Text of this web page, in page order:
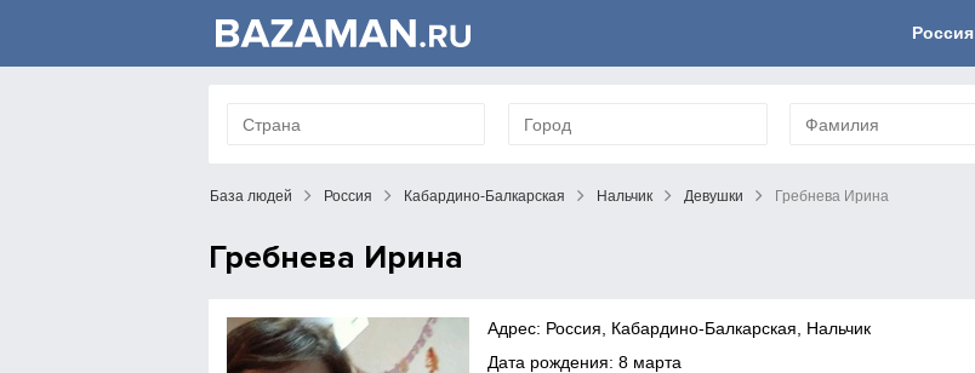
Россия
База людей Россия Кабардино-Балкарская Нальчик Девушки Гребнева Ирина
Гребнева Ирина
Адрес: Россия, Кабардино-Балкарская, Нальчик
Дата рождения: 8 марта